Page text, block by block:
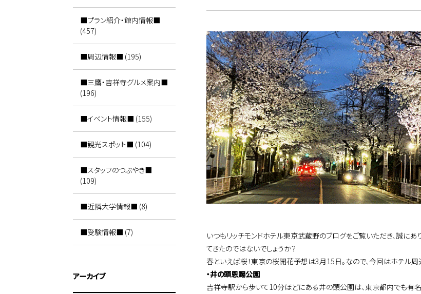
いつもリッチモンドホテル東京武蔵野のブログをご覧いただき、誠に
てきたのではないでしょうか？
春といえば桜！東京の桜開花予想は3月15日。なので、今回はホテル周
・井の頭恩賜公園
吉祥寺駅から歩いて10分ほどにある井の頭公園は、東京都内でも有
■プラン紹介・館内情報■
(457)
■周辺情報■ (195)
■三鷹・吉祥寺グルメ案内■
(196)
■イベント情報■ (155)
■観光スポット■ (104)
■スタッフのつぶやき■
(109)
■近隣大学情報■ (8)
■受験情報■ (7)
アーカイブ